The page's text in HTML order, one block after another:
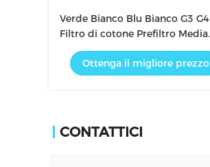
Verde Bianco Blu Bianco G3 G4
Filtro di cotone Prefiltro Media
Filtro d'aria
Ottenga il migliore prezzo
CONTATTICI